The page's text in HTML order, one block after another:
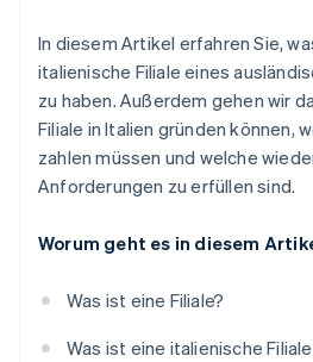
In diesem Artikel erfahren Sie,
italienische Filiale eines
zu haben. Außerdem gehen wir
Filiale in Italien gründen können,
zahlen müssen und welche
Anforderungen zu erfüllen sind.
Worum geht es in diesem
Was ist eine Filiale?
Was ist eine italienische